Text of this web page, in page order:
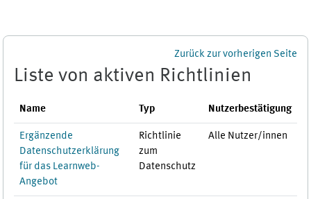
Zurück zur vorherigen Seite
Liste von aktiven Richtlinien
Name Typ Nutzerbestätigung
Ergänzende
Datenschutzerklärung
für das Learnweb-
Angebot
Richtlinie
zum
Datenschutz
Alle Nutzer/innen